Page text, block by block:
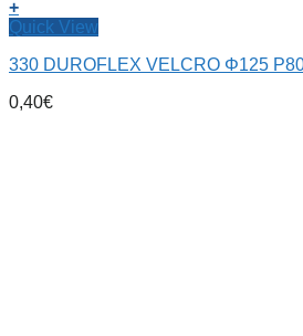
+
Quick View
330 DUROFLEX VELCRO Φ125
0,40€